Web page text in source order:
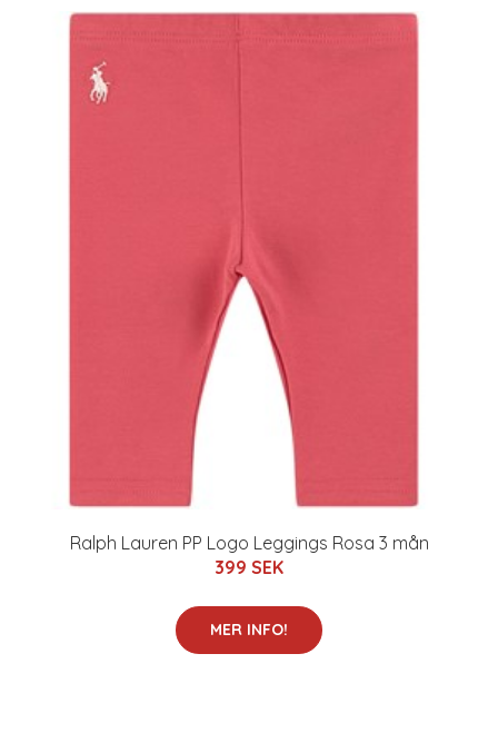
Ralph Lauren PP Logo Leggings Rosa 3 mån
399 SEK
MER INFO!